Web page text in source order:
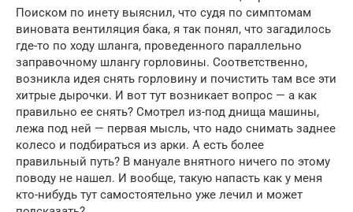
Поиском по инету выяснил, что судя по симптомам
виновата вентиляция бака, я так понял, что загадилось
где-то по ходу шланга, проведенного параллельно
заправочному шлангу горловины. Соответственно,
возникла идея снять горловину и почистить там все эти
хитрые дырочки. И вот тут возникает вопрос — а как
правильно ее снять? Смотрел из-под днища машины,
лежа под ней — первая мысль, что надо снимать заднее
колесо и подбираться из арки. А есть более
правильный путь? В мануале внятного ничего по этому
поводу не нашел. И вообще, такую напасть как у меня
кто-нибудь тут самостоятельно уже лечил и может